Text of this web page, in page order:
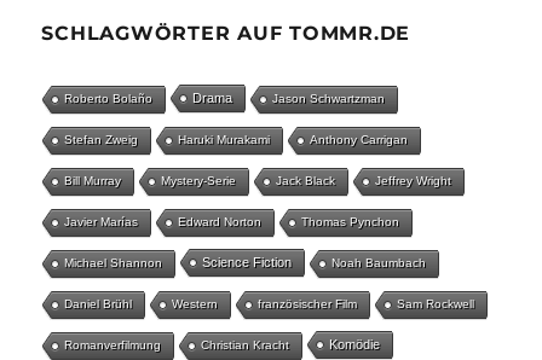
SCHLAGWÖRTER AUF TOMMR.DE
Roberto Bolaño Drama Jason Schwartzman
Stefan Zweig Haruki Murakami Anthony Carrigan
Bill Murray Mystery-Serie Jack Black Jeffrey Wright
Javier Marías Edward Norton Thomas Pynchon
Michael Shannon Science Fiction Noah Baumbach
Daniel Brühl Western französischer Film Sam Rockwell
Romanverfilmung Christian Kracht Komödie